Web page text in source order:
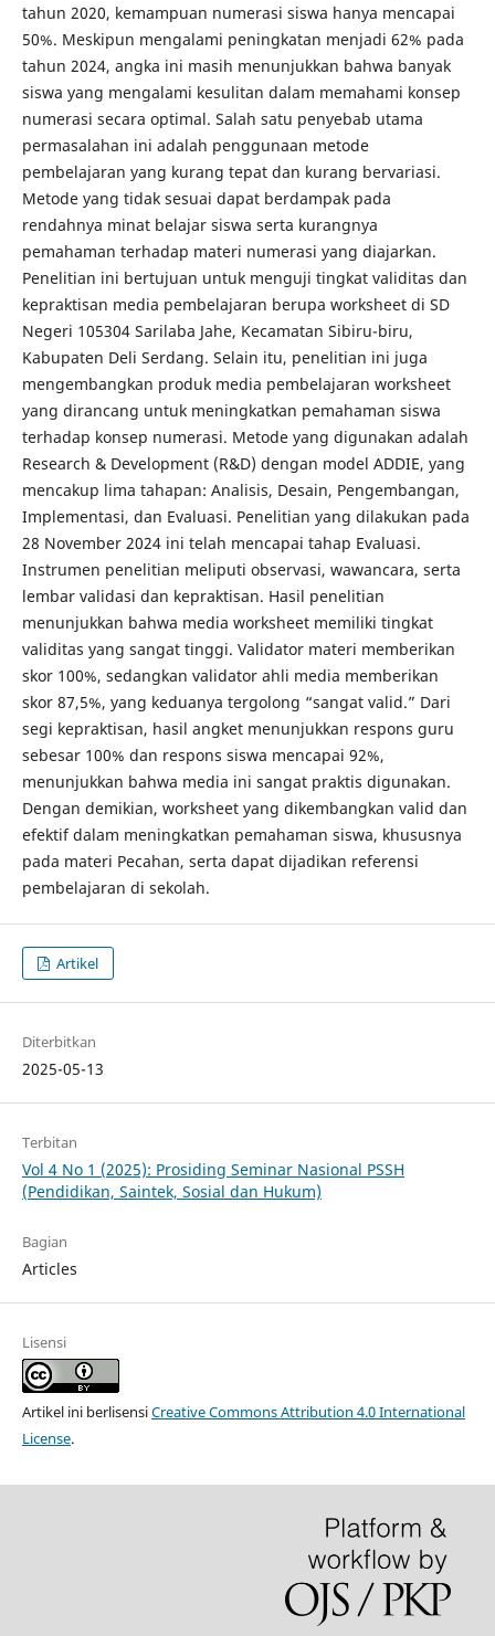
tahun 2020, kemampuan numerasi siswa hanya mencapai
50%. Meskipun mengalami peningkatan menjadi 62% pada
tahun 2024, angka ini masih menunjukkan bahwa banyak
siswa yang mengalami kesulitan dalam memahami konsep
numerasi secara optimal. Salah satu penyebab utama
permasalahan ini adalah penggunaan metode
pembelajaran yang kurang tepat dan kurang bervariasi.
Metode yang tidak sesuai dapat berdampak pada
rendahnya minat belajar siswa serta kurangnya
pemahaman terhadap materi numerasi yang diajarkan.
Penelitian ini bertujuan untuk menguji tingkat validitas dan
kepraktisan media pembelajaran berupa worksheet di SD
Negeri 105304 Sarilaba Jahe, Kecamatan Sibiru-biru,
Kabupaten Deli Serdang. Selain itu, penelitian ini juga
mengembangkan produk media pembelajaran worksheet
yang dirancang untuk meningkatkan pemahaman siswa
terhadap konsep numerasi. Metode yang digunakan adalah
Research & Development (R&D) dengan model ADDIE, yang
mencakup lima tahapan: Analisis, Desain, Pengembangan,
Implementasi, dan Evaluasi. Penelitian yang dilakukan pada
28 November 2024 ini telah mencapai tahap Evaluasi.
Instrumen penelitian meliputi observasi, wawancara, serta
lembar validasi dan kepraktisan. Hasil penelitian
menunjukkan bahwa media worksheet memiliki tingkat
validitas yang sangat tinggi. Validator materi memberikan
skor 100%, sedangkan validator ahli media memberikan
skor 87,5%, yang keduanya tergolong “sangat valid.” Dari
segi kepraktisan, hasil angket menunjukkan respons guru
sebesar 100% dan respons siswa mencapai 92%,
menunjukkan bahwa media ini sangat praktis digunakan.
Dengan demikian, worksheet yang dikembangkan valid dan
efektif dalam meningkatkan pemahaman siswa, khususnya
pada materi Pecahan, serta dapat dijadikan referensi
pembelajaran di sekolah.
Artikel
Diterbitkan
2025-05-13
Terbitan
Vol 4 No 1 (2025): Prosiding Seminar Nasional PSSH
(Pendidikan, Saintek, Sosial dan Hukum)
Bagian
Articles
Lisensi
Artikel ini berlisensiCreative Commons Attribution 4.0 International
License.